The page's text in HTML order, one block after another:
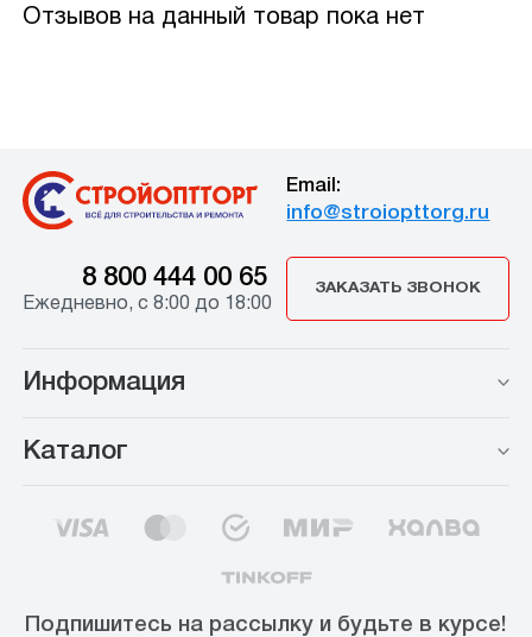
Отзывов на данный товар пока нет
Email:
info@stroiopttorg.ru
8 800 444 00 65
Ежедневно, с 8:00 до 18:00
ЗАКАЗАТЬ ЗВОНОК
Информация
Каталог
Подпишитесь на рассылку и будьте в курсе!